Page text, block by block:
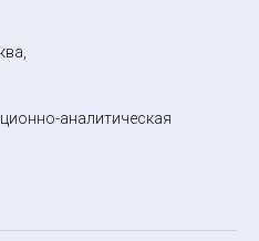
аналитическая